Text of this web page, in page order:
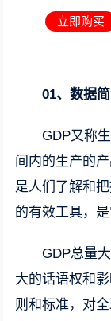
立即购买
01、数据
GDP又称
间内的生产的
是人们了解和
的有效工具，
GDP总量
大的话语权和
则和标准，对